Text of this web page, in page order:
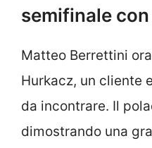
semifinale
Matteo Berrettini
Hurkacz, un cliente
da incontrare. Il
dimostrando una